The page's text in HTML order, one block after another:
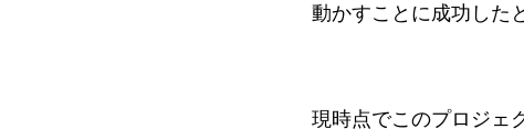
動かすことに成功した
現時点でこのプロジェ